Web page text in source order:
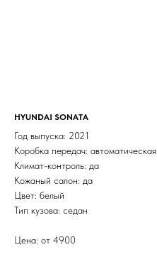
HYUNDAI SONATA
Год выпуска: 2021
Коробка передач: автоматическая
Климат-контроль: да
Кожаный салон: да
Цвет: белый
Тип кузова: седан
Цена: от 4900